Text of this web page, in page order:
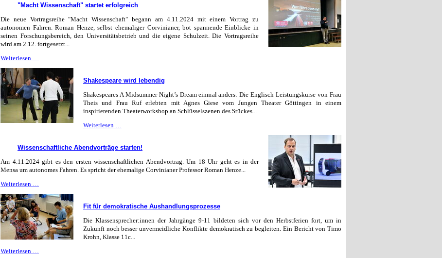
in
Zukunft
"Macht Wissenschaft" startet erfolgreich
Die neue Vortragsreihe "Macht Wissenschaft" begann am 4.11.2024 mit einem Vortrag zu
autonomen Fahren. Roman Henze, selbst ehemaliger Corvinianer, bot spannende Einblicke in
seinen Forschungsbereich, den Universitätsbetrieb und die eigene Schulzeit. Die Vortragsreihe
wird am 2.12. fortgesetzt...
Weiterlesen …
startet
erfolgreich
Shakespeare wird lebendig
Shakespeares A Midsummer Night’s Dream einmal anders: Die Englisch-Leistungskurse von Frau
Theis und Frau Ruf erlebten mit Agnes Giese vom Jungen Theater Göttingen in einem
inspirierenden Theaterworkshop an Schlüsselszenen des Stückes...
Weiterlesen …
Wissenschaftliche Abendvorträge starten!
Am 4.11.2024 gibt es den ersten wissenschaftlichen Abendvortrag. Um 18 Uhr geht es in der
Mensa um autonomes Fahren. Es spricht der ehemalige Corvinianer Professor Roman Henze...
Weiterlesen …
starten!
Fit für demokratische Aushandlungsprozesse
Die Klassensprecher:innen der Jahrgänge 9-11 bildeten sich vor den Herbstferien fort, um in
Zukunft noch besser unvermeidliche Konflikte demokratisch zu begleiten. Ein Bericht von Timo
Krohn, Klasse 11c...
Weiterlesen …